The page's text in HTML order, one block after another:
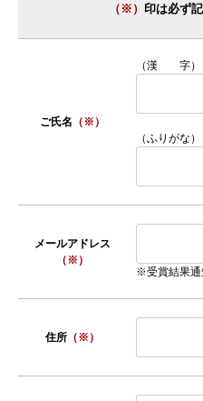
（※） 印は必ず
ご氏名 （※）
（漢 字）
（ふりがな）
メールアドレス
（※）
※受賞結果通
住所 （※）